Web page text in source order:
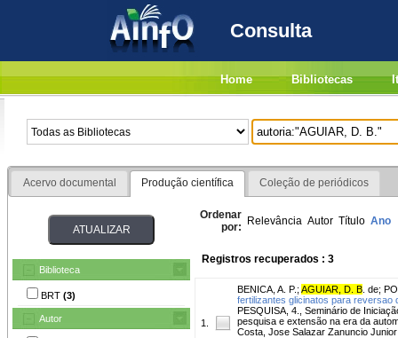
Consulta
Home Bibliotecas
Acervo documental Produção científica Coleção de periódicos
Biblioteca
BRT (3)
Autor
Ordenar
por: Relevância Autor Título Ano
Registros recuperados : 3
1.
BENICA, A. P. ; AGUIAR, D. B . de;
fertilizantes glicinatos para reversao
PESQUISA, 4., Seminário de
pesquisa e extensão na era da
Costa, Jose Salazar Zanuncio